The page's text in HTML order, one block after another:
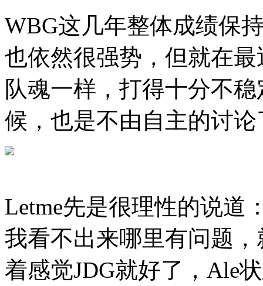
WBG这几年整体成绩保
也依然很强势，但就在
队魂一样，打得十分不
候，也是不由自主的讨
Letme先是很理性的说道
我看不出来哪里有问题
着感觉JDG就好了，Ale